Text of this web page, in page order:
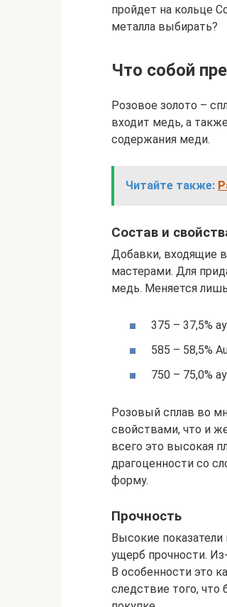
пройдет на кольце
металла выбирать?
Что собой
Розовое золото –
входит медь, а
содержания меди.
Читайте также:
Состав и
Добавки, входящие
мастерами. Для
медь. Меняется
375 – 37,5%
585 – 58,5%
750 – 75,0%
Розовый сплав во
свойствами, что и
всего это высокая
драгоценности со
форму.
Прочность
Высокие
ущерб прочности.
В особенности это
следствие того, что